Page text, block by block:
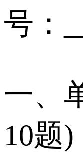
号：
一、
10题)